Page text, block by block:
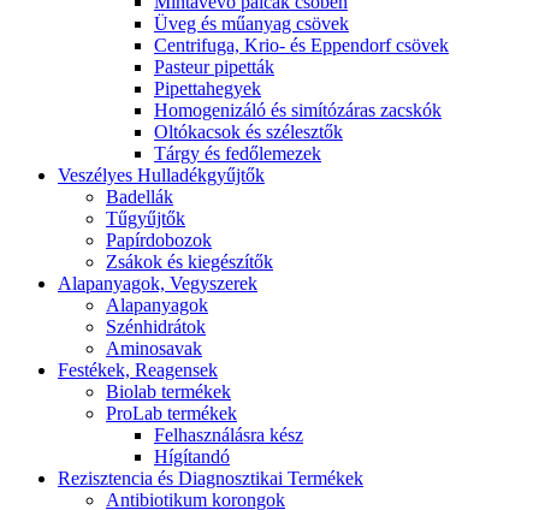
Üveg és műanyag csövek
Centrifuga, Krio- és Eppendorf csövek
Pasteur pipetták
Pipettahegyek
Homogenizáló és simítózáras zacskók
Oltókacsok és szélesztők
Tárgy és fedőlemezek
Veszélyes Hulladékgyűjtők
Badellák
Tűgyűjtők
Papírdobozok
Zsákok és kiegészítők
Alapanyagok, Vegyszerek
Alapanyagok
Szénhidrátok
Aminosavak
Festékek, Reagensek
Biolab termékek
ProLab termékek
Felhasználásra kész
Hígítandó
Rezisztencia és Diagnosztikai Termékek
Antibiotikum korongok